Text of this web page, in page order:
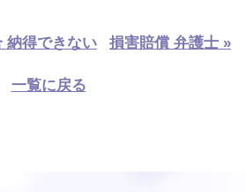
納得できない 損害賠償 弁護士 »
一覧に戻る